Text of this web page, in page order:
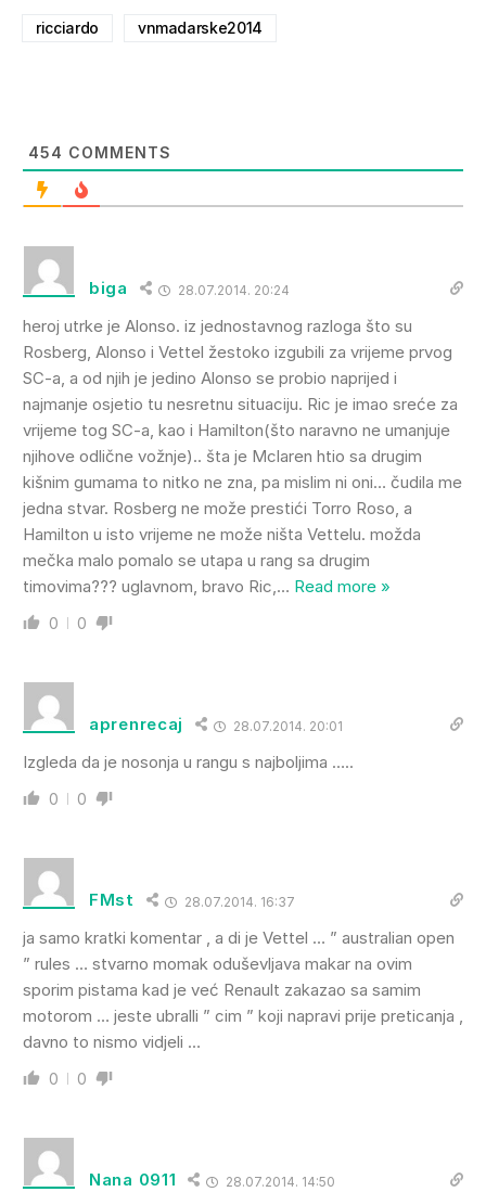
ricciardo vnmadarske2014
454 COMMENTS
biga 28.07.2014. 20:24
heroj utrke je Alonso. iz jednostavnog razloga što su
Rosberg, Alonso i Vettel žestoko izgubili za vrijeme prvog
SC-a, a od njih je jedino Alonso se probio naprijed i
najmanje osjetio tu nesretnu situaciju. Ric je imao sreće za
vrijeme tog SC-a, kao i Hamilton(što naravno ne umanjuje
njihove odlične vožnje).. šta je Mclaren htio sa drugim
kišnim gumama to nitko ne zna, pa mislim ni oni… čudila me
jedna stvar. Rosberg ne može prestići Torro Roso, a
Hamilton u isto vrijeme ne može ništa Vettelu. možda
mečka malo pomalo se utapa u rang sa drugim
timovima??? uglavnom, bravo Ric, … Read more »
0 0
aprenrecaj 28.07.2014. 20:01
Izgleda da je nosonja u rangu s najboljima …..
0 0
FMst 28.07.2014. 16:37
ja samo kratki komentar , a di je Vettel … ” australian open
” rules … stvarno momak oduševljava makar na ovim
sporim pistama kad je već Renault zakazao sa samim
motorom … jeste ubralli ” cim ” koji napravi prije preticanja ,
davno to nismo vidjeli …
0 0
Nana 0911 28.07.2014. 14:50